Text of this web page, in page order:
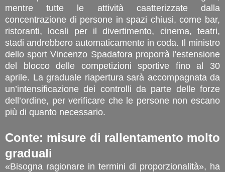
mentre tutte le attività caatterizzate dalla
concentrazione di persone in spazi chiusi, come bar,
ristoranti, locali per il divertimento, cinema, teatri,
stadi andrebbero automaticamente in coda. Il ministro
dello sport Vincenzo Spadafora proporrà l'estensione
del blocco delle competizioni sportive fino al 30
aprile. La graduale riapertura sarà accompagnata da
un’intensificazione dei controlli da parte delle forze
dell’ordine, per verificare che le persone non escano
più di quanto necessario.
Conte: misure di rallentamento molto
graduali
«Bisogna ragionare in termini di proporzionalità», ha